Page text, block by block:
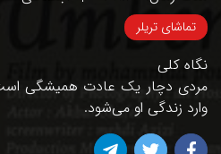
تماشای تریلر
نگاه کلی
مردی دچار یک عادت همیشگی است
وارد زندگی او می‌شود.